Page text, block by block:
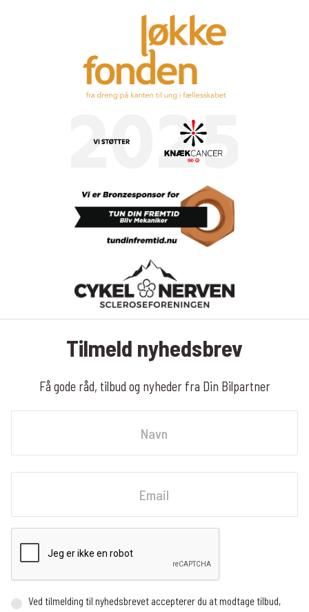
Tilmeld nyhedsbrev
Få gode råd, tilbud og nyheder fra Din Bilpartner
Ved tilmelding til nyhedsbrevet accepterer du at modtage tilbud,